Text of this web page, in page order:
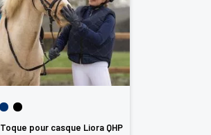
Toque pour casque Liora QHP